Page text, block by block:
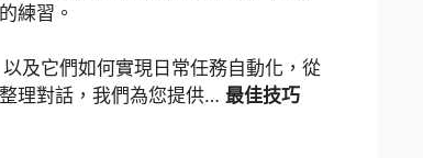
練習。
及它們如何實現日常任務自動化，從
理對話，我們為您提供… 最佳技巧